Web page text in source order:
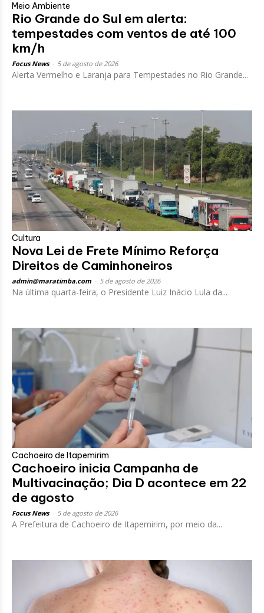
Meio Ambiente
Rio Grande do Sul em alerta:
tempestades com ventos de até 100
km/h
Focus News 5 de agosto de 2026
Alerta Vermelho e Laranja para Tempestades no Rio Grande...
Cultura
Nova Lei de Frete Mínimo Reforça
Direitos de Caminhoneiros
admin@maratimba.com 5 de agosto de 2026
Na última quarta-feira, o Presidente Luiz Inácio Lula da...
Cachoeiro de Itapemirim
Cachoeiro inicia Campanha de
Multivacinação; Dia D acontece em 22
de agosto
Focus News 5 de agosto de 2026
A Prefeitura de Cachoeiro de Itapemirim, por meio da...